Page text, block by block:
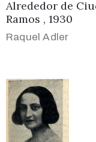
Alrededor de
Ramos , 1930
Raquel Adler